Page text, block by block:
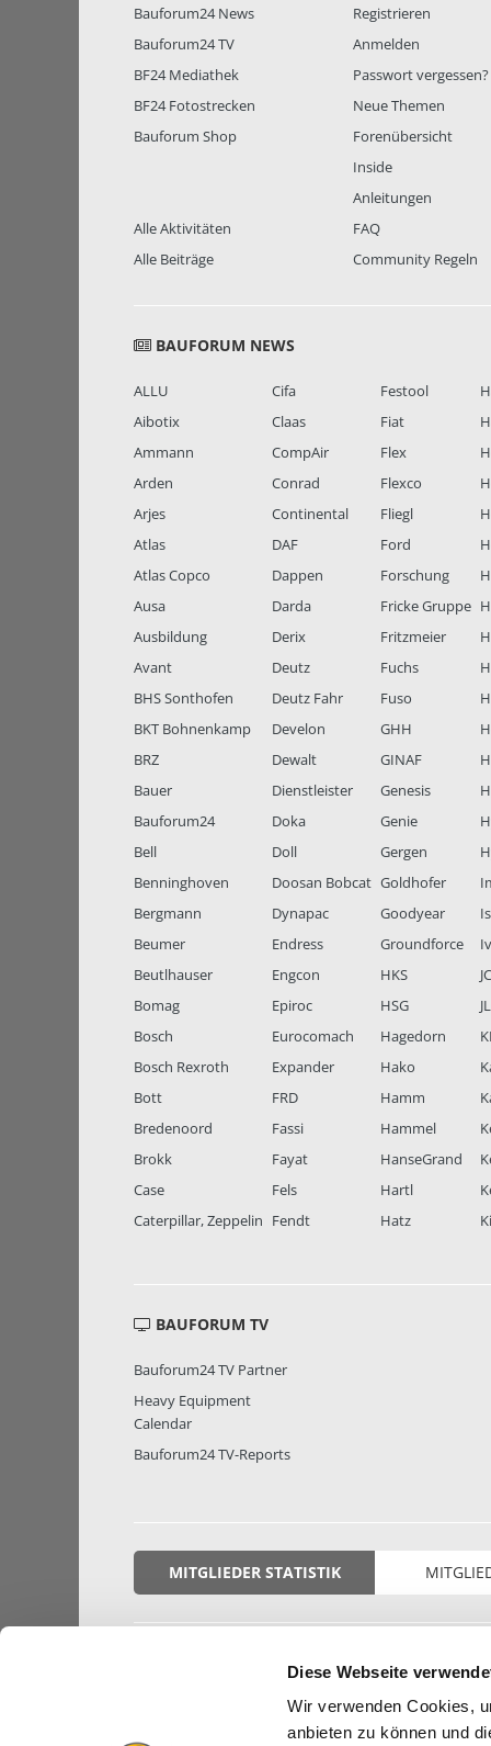
Diese Webseite
Wir verwenden Cookies,
anbieten zu können und
Bauforum24 News
Bauforum24 TV
BF24 Mediathek
BF24 Fotostrecken
Bauforum Shop
Alle Aktivitäten
Alle Beiträge
Registrieren
Anmelden
Passwort vergessen?
Neue Themen
Forenübersicht
Inside
Anleitungen
FAQ
Community Regeln
BAUFORUM NEWS
ALLU
Aibotix
Ammann
Arden
Arjes
Atlas
Atlas Copco
Ausa
Ausbildung
Avant
BHS Sonthofen
BKT Bohnenkamp
BRZ
Bauer
Bauforum24
Bell
Benninghoven
Bergmann
Beumer
Beutlhauser
Bomag
Bosch
Bosch Rexroth
Bott
Bredenoord
Brokk
Case
Caterpillar, Zeppelin
Cifa
Claas
CompAir
Conrad
Continental
DAF
Dappen
Darda
Derix
Deutz
Deutz Fahr
Develon
Dewalt
Dienstleister
Doka
Doll
Doosan Bobcat
Dynapac
Endress
Engcon
Epiroc
Eurocomach
Expander
FRD
Fassi
Fayat
Fels
Fendt
Festool
Fiat
Flex
Flexco
Fliegl
Ford
Forschung
Fricke Gruppe
Fritzmeier
Fuchs
Fuso
GHH
GINAF
Genesis
Genie
Gergen
Goldhofer
Goodyear
Groundforce
HKS
HSG
Hagedorn
Hako
Hamm
Hammel
HanseGrand
Hartl
Hatz
BAUFORUM TV
Bauforum24 TV Partner
Heavy Equipment
Calendar
Bauforum24 TV-Reports
MITGLIEDER STATISTIK